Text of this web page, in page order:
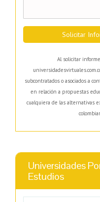
Solicitar
Al solicitar
subcontratados o asociados a
en relación a propuestas
cualquiera de las alternativas
Universidades
Estudios